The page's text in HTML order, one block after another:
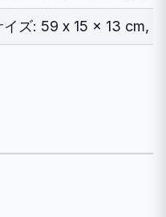
イズ: 59 x 15 x 13 cm,